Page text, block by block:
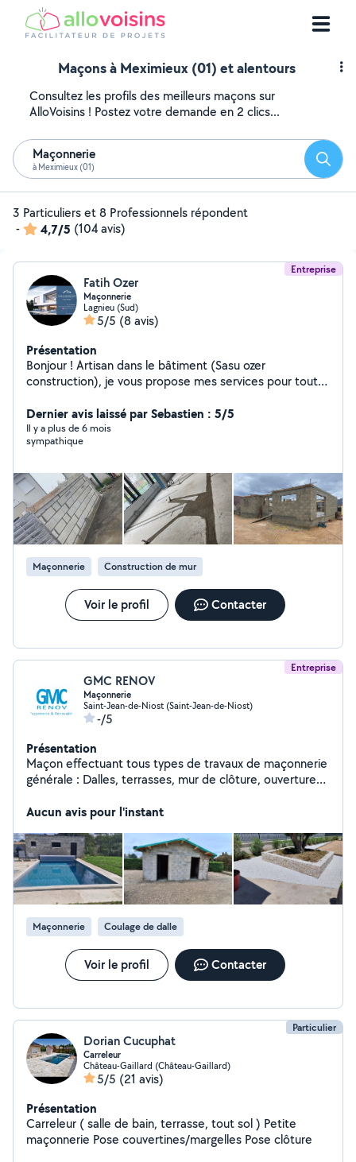
Maçons à Meximieux (01) et alentours
Consultez les profils des meilleurs maçons sur
AlloVoisins ! Postez votre demande en 2 clics...
Maçonnerie
à Meximieux (01)
3 Particuliers et 8 Professionnels répondent
-
4,7/5 (104 avis)
Entreprise
Fatih Ozer
Maçonnerie
Lagnieu (Sud)
5/5 (8 avis)
Présentation
Bonjour ! Artisan dans le bâtiment (Sasu ozer
construction), je vous propose mes services pour tout
intérieur et extérieur ) - Ouverture sur mur porteur -
Dalle Béton - Élévation de parpaings - Façade je me
tiens à votre disposition pour toutes demandes. Sasu
Dernier avis laissé par Sebastien : 5/5
Il y a plus de 6 mois
sympathique
Maçonnerie Construction de mur
Voir le profil Contacter
Entreprise
GMC RENOV
Maçonnerie
Saint-Jean-de-Niost (Saint-Jean-de-Niost)
-/5
Présentation
Maçon effectuant tous types de travaux de maçonnerie
générale : Dalles, terrasses, mur de clôture, ouvertures,
devis ou de conseils pour un projet contactez moi
Aucun avis pour l'instant
Maçonnerie Coulage de dalle
Voir le profil Contacter
Particulier
Dorian Cucuphat
Carreleur
Château-Gaillard (Château-Gaillard)
5/5 (21 avis)
Présentation
Carreleur ( salle de bain, terrasse, tout sol ) Petite
maçonnerie Pose couvertines/margelles Pose clôture